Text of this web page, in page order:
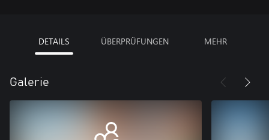
DETAILS ÜBERPRÜFUNGEN MEHR
Galerie